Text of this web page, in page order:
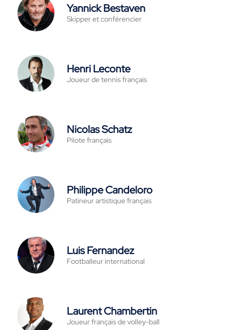
Yannick Bestaven
Skipper et conférencier
Henri Leconte
Joueur de tennis français
Nicolas Schatz
Pilote français
Philippe Candeloro
Patineur artistique français
Luis Fernandez
Footballeur international
Laurent Chambertin
Joueur français de volley-ball